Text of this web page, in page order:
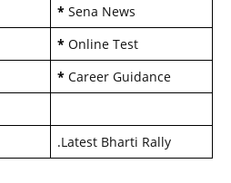
* Sena News
* Online Test
* Career Guidance
.Latest Bharti Rally